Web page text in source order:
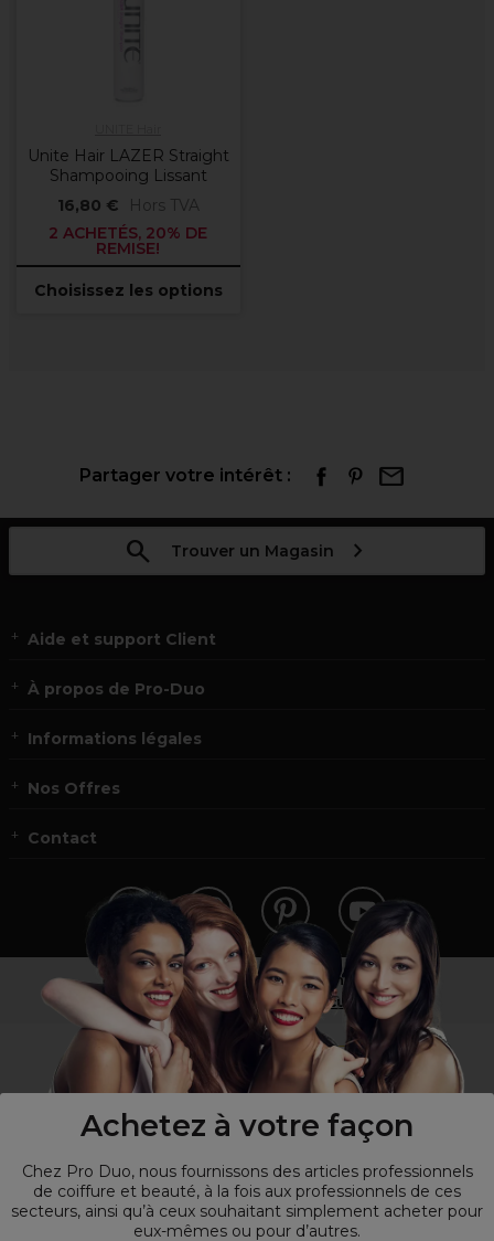
Achetez à votre façon
Chez Pro Duo, nous fournissons des articles professionnels
de coiffure et beauté, à la fois aux professionnels de ces
secteurs, ainsi qu’à ceux souhaitant simplement acheter pour
eux-mêmes ou pour d’autres.
Unite Hair LAZER Straight
Shampooing Lissant
16,80 €
Hors TVA
2 ACHETÉS, 20% DE
REMISE!
Choisissez les options
Partager votre intérêt :
Trouver un Magasin
Aide et support Client
À propos de Pro-Duo
Informations légales
Nos Offres
Contact
Vous n’êtes pas un professionnel ?
Visitez notre site pour les particuliers!